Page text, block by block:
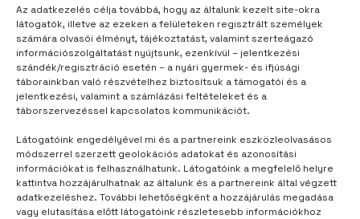
Az adatkezelés célja továbbá, hogy az általunk kezelt site-okra
látogatók, illetve az ezeken a felületeken regisztrált személyek
számára olvasói élményt, tájékoztatást, valamint szerteágazó
információszolgáltatást nyújtsunk, ezenkívül – jelentkezési
szándék/regisztráció esetén – a nyári gyermek- és ifjúsági
táborainkban való részvételhez biztosítsuk a támogatói és a
jelentkezési, valamint a számlázási feltételeket és a
táborszervezéssel kapcsolatos kommunikációt.
Látogatóink engedélyével mi és a partnereink eszközleolvasásos
módszerrel szerzett geolokációs adatokat és azonosítási
információkat is felhasználhatunk. Látogatóink a megfelelő helyre
kattintva hozzájárulhatnak az általunk és a partnereink által végzett
adatkezeléshez. További lehetőségként a hozzájárulás megadása
vagy elutasítása előtt látogatóink részletesebb információkhoz